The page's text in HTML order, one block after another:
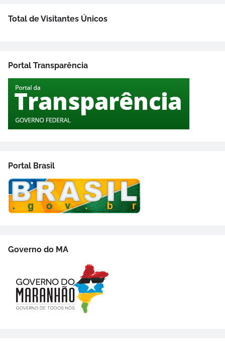
Total de Visitantes Únicos
Portal Transparência
Portal Brasil
Governo do MA